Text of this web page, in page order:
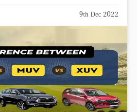
9th Dec 2022